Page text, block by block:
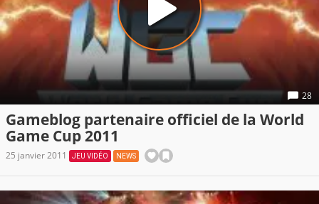
28
Gameblog partenaire officiel de la World
Game Cup 2011
25 janvier 2011 JEU VIDÉO NEWS